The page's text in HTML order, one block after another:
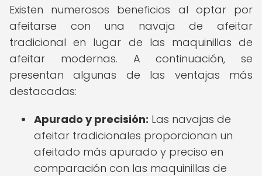
Existen numerosos beneficios al optar por
afeitarse con una navaja de afeitar
tradicional en lugar de las maquinillas de
afeitar modernas. A continuación, se
presentan algunas de las ventajas más
destacadas:
Apurado y precisión: Las navajas de
afeitar tradicionales proporcionan un
afeitado más apurado y preciso en
comparación con las maquinillas de